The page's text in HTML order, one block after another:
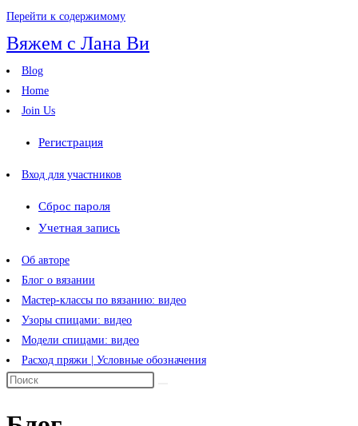
Перейти к содержимому
Вяжем с Лана Ви
Blog
Home
Join Us
Регистрация
Вход для участников
Сброс пароля
Учетная запись
Об авторе
Блог о вязании
Мастер-классы по вязанию: видео
Узоры спицами: видео
Модели спицами: видео
Расход пряжи | Условные обозначения